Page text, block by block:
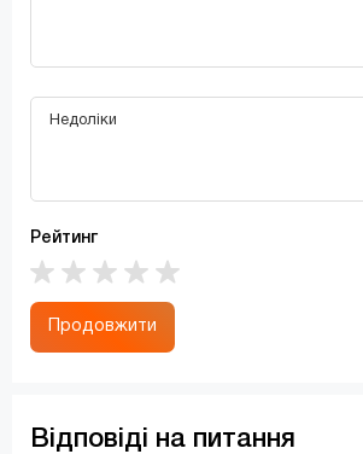
Рейтинг
Продовжити
Відповіді на питання